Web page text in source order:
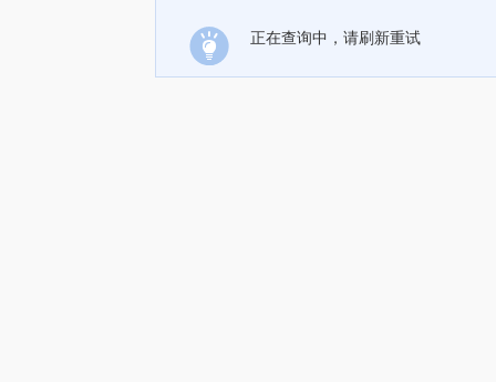
正在查询中，请刷新重试